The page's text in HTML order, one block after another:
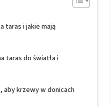
taras i jakie mają
taras do światła i
aby krzewy w donicach